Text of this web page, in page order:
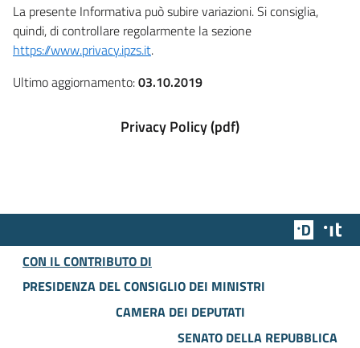
La presente Informativa può subire variazioni. Si consiglia,
quindi, di controllare regolarmente la sezione
https://www.privacy.ipzs.it.
Ultimo aggiornamento:03.10.2019
Privacy Policy (pdf)
Team
CON IL CONTRIBUTO DI
PRESIDENZA DEL CONSIGLIO DEI MINISTRI
CAMERA DEI DEPUTATI
SENATO DELLA REPUBBLICA